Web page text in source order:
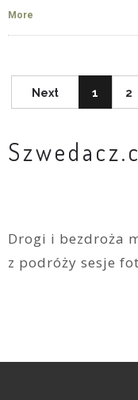
More
Next 1 2
Drogi i bezdroża
z podróży sesje